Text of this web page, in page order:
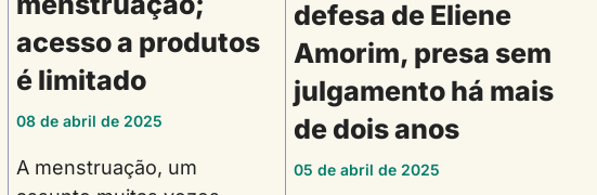
acesso a produtos
é limitado
08 de abril de 2025
A menstruação, um
defesa de Eliene
Amorim, presa sem
julgamento há mais
de dois anos
05 de abril de 2025